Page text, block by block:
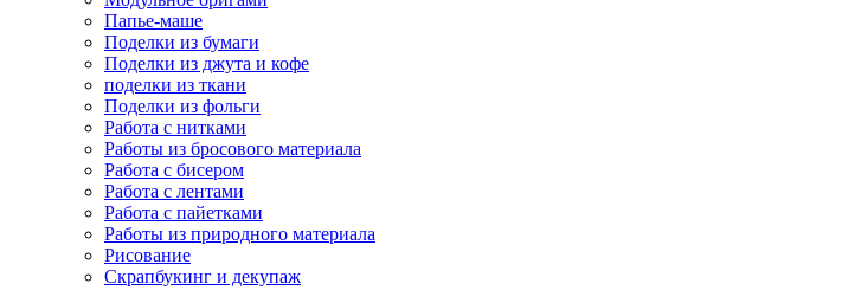
Папье-маше
Поделки из бумаги
Поделки из джута и кофе
поделки из ткани
Поделки из фольги
Работа с нитками
Работы из бросового материала
Работа с бисером
Работа с лентами
Работа с пайетками
Работы из природного материала
Рисование
Скрапбукинг и декупаж